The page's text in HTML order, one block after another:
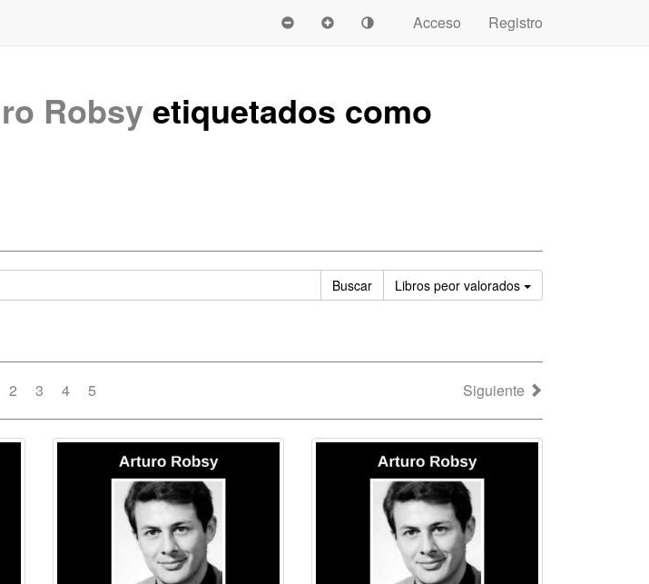
Acceso
Registro
Robsy etiquetados como
Buscar Libros peor valorados Ordenar
2 3 4 5 Siguiente